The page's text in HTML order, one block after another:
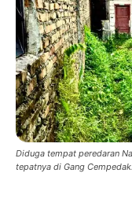
Diduga tempat peredaran
tepatnya di Gang